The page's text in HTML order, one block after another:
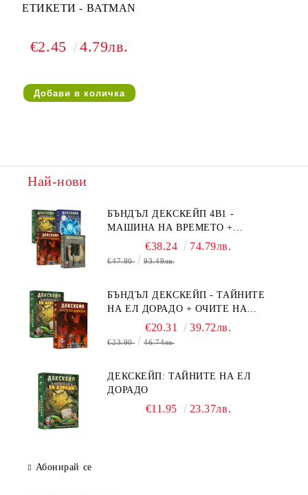
ЕТИКЕТИ - BATMAN
€2.45 4.79лв.
Най-нови
БЪНДЪЛ ДЕКСКЕЙП 4В1 -
МАШИНА НА ВРЕМЕТО +
БЯГСТВО ОТ АЛКАТРАЗ +
ТАЙНИТЕ НА ЕЛ ДОРАДО +
€38.24 74.79лв.
€47.80 93.49лв.
БЪНДЪЛ ДЕКСКЕЙП - ТАЙНИТЕ
НА ЕЛ ДОРАДО + ОЧИТЕ НА
ДРАКОНА€20.31 39.72лв.
€23.90 46.74лв.
ДЕКСКЕЙП: ТАЙНИТЕ НА ЕЛ
ДОРАДО
€11.95 23.37лв.
Абонирай се